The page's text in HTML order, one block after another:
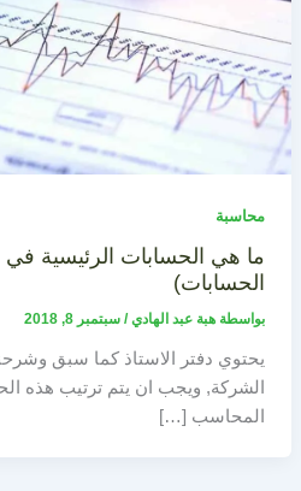
محاسبة
ما هي الحسابات الرئيسية
الحسابات)
بواسطة هبة عبد الهادي/ سبتمبر 8, 2018
يحتوي دفتر الاستاذ كما سبق
الشركة, ويجب ان يتم ترتيب هذه
المحاسب […]